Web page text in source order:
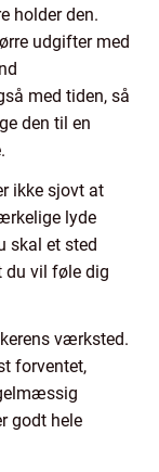
holder den.
udgifter med
med tiden, så
den til en
ikke sjovt at
lyde
skal et sted
du vil føle dig
værksted.
forventet,
godt hele